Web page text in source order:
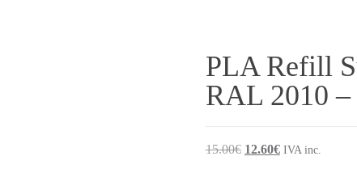
PLA Refill
RAL 2010
15.00€ O preço original era:
12.60€O preço atual
IVA inc.